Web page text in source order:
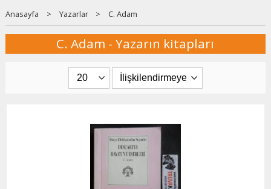
Anasayfa > Yazarlar > C. Adam
C. Adam - Yazarın kitapları